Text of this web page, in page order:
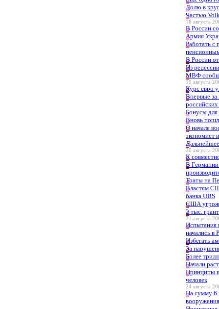
Долю в
Частью
18 августа
В России
Армия
Работать с
В России
Из
МВФ
19 августа
Курс евро
Впервые за
российских
Бонусы для
Вновь
О начале
экономист
20 августа
К
В Германии
Траты на
Властям
банка UBS
США
2 тыс.
21 августа
Испытания
начались в
Избегать
За
Более
Начали
Принципы
человек
24 августа
На сумму 6